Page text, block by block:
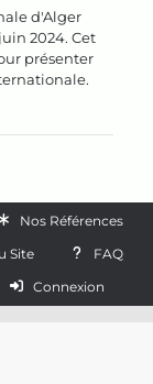
d'Alger
2024. Cet
présenter
Nos Références
Site
FAQ
Connexion